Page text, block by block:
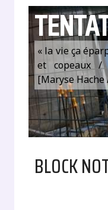
« la vie ça
et copeaux
[Maryse
BLOCK